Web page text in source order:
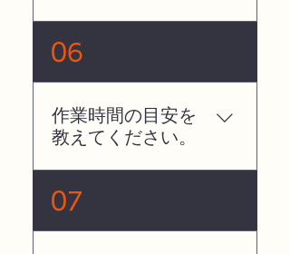
ご予約の状況などにより
変化しますが、土日・平
日どちらも承っておりま
す。お問合せフォームか
LINE追加、SNSのDMか
ら一度お問い合わせくだ
さいませ。
06
作業時間の目安を
教えてください。
「整理収納サービス」の
場合は４LDKの一軒家で
１エリア（キッチン、リ
07